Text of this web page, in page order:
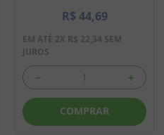
R$ 44,69
EM ATÉ 2X R$ 22,34 SEM
JUROS
＋
－
COMPRAR